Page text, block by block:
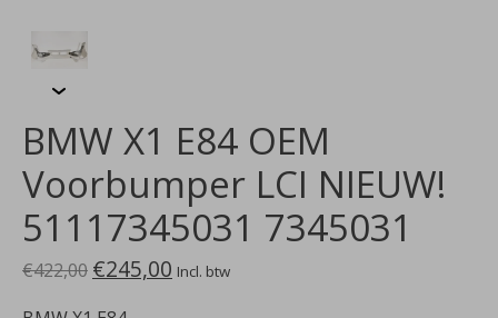
BMW X1 E84 OEM
Voorbumper LCI NIEUW!
51117345031 7345031
€422,00 €245,00 Incl. btw